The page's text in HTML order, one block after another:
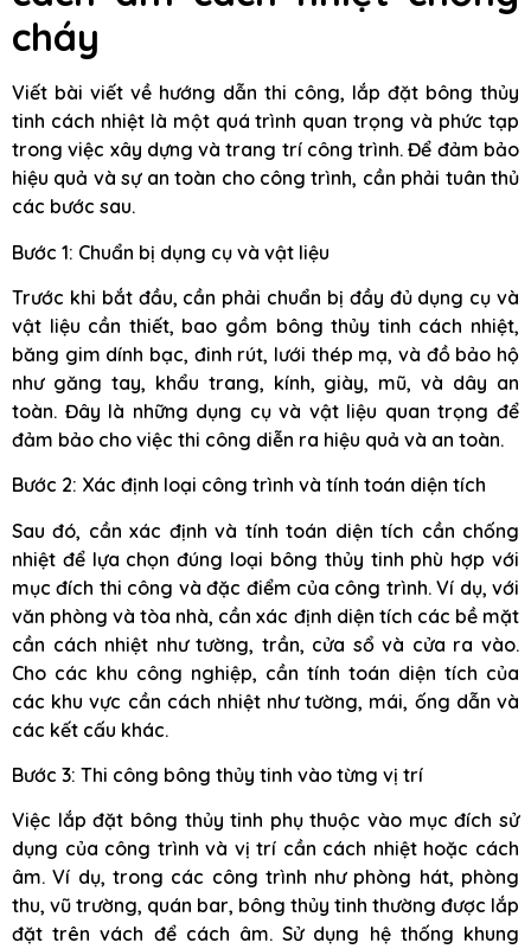
cháy
Viết bài viết về hướng dẫn thi công, lắp đặt bông thủy
tinh cách nhiệt là một quá trình quan trọng và phức tạp
trong việc xây dựng và trang trí công trình. Để đảm bảo
hiệu quả và sự an toàn cho công trình, cần phải tuân thủ
các bước sau.
Bước 1: Chuẩn bị dụng cụ và vật liệu
Trước khi bắt đầu, cần phải chuẩn bị đầy đủ dụng cụ và
vật liệu cần thiết, bao gồm bông thủy tinh cách nhiệt,
băng gim dính bạc, đinh rút, lưới thép mạ, và đồ bảo hộ
như găng tay, khẩu trang, kính, giày, mũ, và dây an
toàn. Đây là những dụng cụ và vật liệu quan trọng để
đảm bảo cho việc thi công diễn ra hiệu quả và an toàn.
Bước 2: Xác định loại công trình và tính toán diện tích
Sau đó, cần xác định và tính toán diện tích cần chống
nhiệt để lựa chọn đúng loại bông thủy tinh phù hợp với
mục đích thi công và đặc điểm của công trình. Ví dụ, với
văn phòng và tòa nhà, cần xác định diện tích các bề mặt
cần cách nhiệt như tường, trần, cửa sổ và cửa ra vào.
Cho các khu công nghiệp, cần tính toán diện tích của
các khu vực cần cách nhiệt như tường, mái, ống dẫn và
các kết cấu khác.
Bước 3: Thi công bông thủy tinh vào từng vị trí
Việc lắp đặt bông thủy tinh phụ thuộc vào mục đích sử
dụng của công trình và vị trí cần cách nhiệt hoặc cách
âm. Ví dụ, trong các công trình như phòng hát, phòng
thu, vũ trường, quán bar, bông thủy tinh thường được lắp
đặt trên vách để cách âm. Sử dụng hệ thống khung